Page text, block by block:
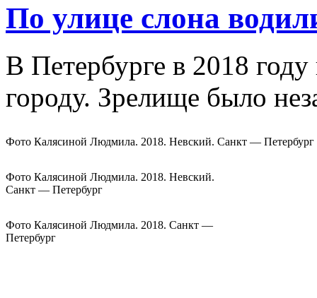
По улице слона
В Петербурге в 2018
городу. Зрелище было
Фото Калясиной Людмила. 2018. Невский. Санкт — Петербург
Фото Калясиной Людмила. 2018. Невский.
Санкт — Петербург
Фото Калясиной Людмила. 2018. Санкт —
Петербург